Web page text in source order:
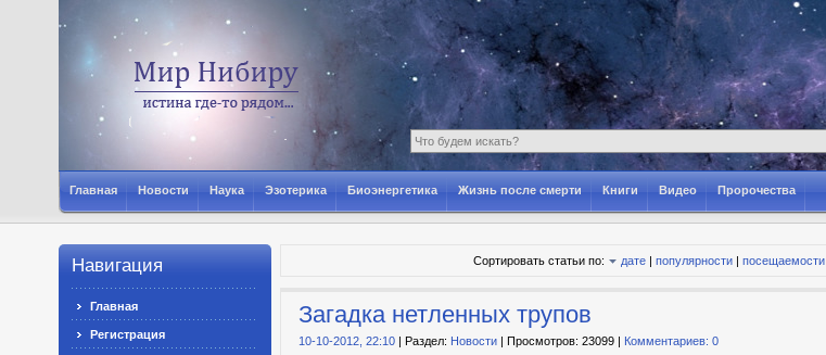
Главная Новости Наука Эзотерика Биоэнергетика Жизнь после смерти Книги Видео Пророчества
Навигация
Главная
Регистрация
Сортировать статьи по: дате | популярности | посещаемости
Загадка нетленных трупов
10-10-2012, 22:10| Раздел: Новости| Просмотров: 23099 | Комментариев: 0